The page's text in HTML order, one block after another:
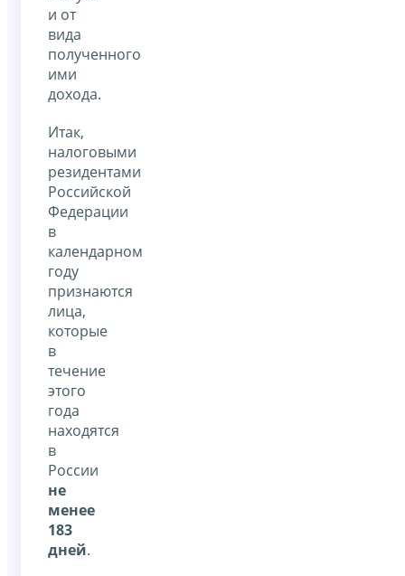
и от
вида
полученного
ими
дохода.
Итак,
налоговыми
резидентами
Российской
Федерации
в
календарном
году
признаются
лица,
которые
в
течение
этого
года
находятся
в
России
не
менее
183
дней.